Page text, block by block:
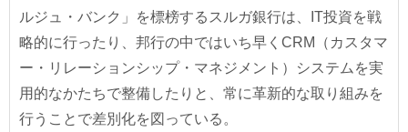
ルジュ・バンク」を標榜するスルガ銀行は、IT投資を戦
略的に行ったり、邦行の中ではいち早くCRM（カスタマ
ー・リレーションシップ・マネジメント）システムを実
用的なかたちで整備したりと、常に革新的な取り組みを
行うことで差別化を図っている。